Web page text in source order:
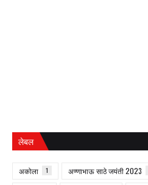
लेबल
अकोला 1 अण्णाभाऊ साठे जयंती 2023